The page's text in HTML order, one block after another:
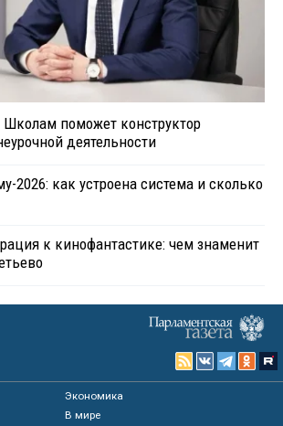
поможет конструктор
деятельности
2026: как устроена система и сколько
к кинофантастике: чем знаменит
Экономика
В мире